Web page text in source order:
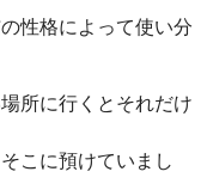
性格によって使い分
所に行くとそれだけ
こに預けていまし